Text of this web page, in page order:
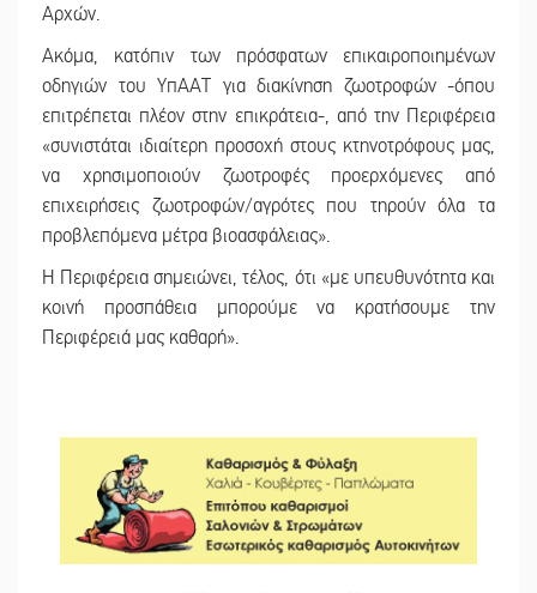
Αρχών.
Ακόμα, κατόπιν των πρόσφατων επικαιροποιημένων
οδηγιών του ΥπΑΑΤ για διακίνηση ζωοτροφών -όπου
επιτρέπεται πλέον στην επικράτεια-, από την Περιφέρεια
«συνιστάται ιδιαίτερη προσοχή στους κτηνοτρόφους μας,
να χρησιμοποιούν ζωοτροφές προερχόμενες από
επιχειρήσεις ζωοτροφών/αγρότες που τηρούν όλα τα
προβλεπόμενα μέτρα βιοασφάλειας».
Η Περιφέρεια σημειώνει, τέλος, ότι «με υπευθυνότητα και
κοινή προσπάθεια μπορούμε να κρατήσουμε την
Περιφέρειά μας καθαρή».